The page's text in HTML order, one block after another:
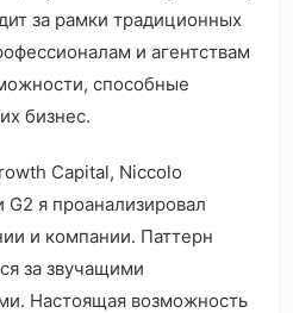
за рамки традиционных
и агентствам
способные
бизнес.
Capital, Niccolo
я проанализировал
и компании. Паттерн
за звучащими
Настоящая возможность